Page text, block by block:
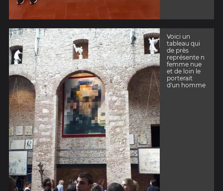
Voici un
tableau qui
de près
représente n
femme nue
et de loin le
porterait
d'un homme